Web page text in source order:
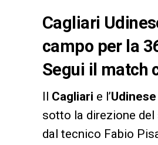
Cagliari
campo per la
Segui il match
Il Cagliari e l’Udinese
sotto la direzione del
dal tecnico Fabio